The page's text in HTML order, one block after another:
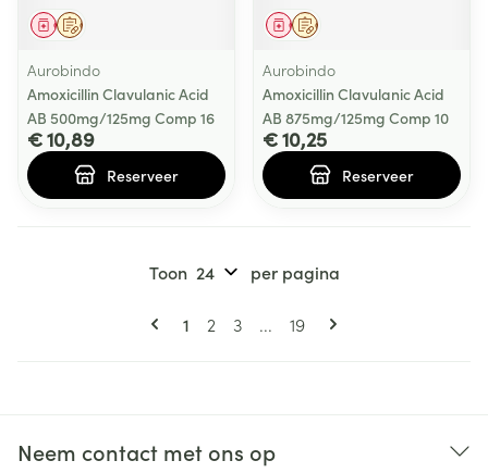
Op voorschrift
Geneesmiddel
Aurobindo
Amoxicillin Clavulanic Acid
AB 500mg/125mg Comp 16
€ 10,89
Reserveer
Op voorschrift
Geneesmiddel
Aurobindo
Amoxicillin Clavulanic Acid
AB 875mg/125mg Comp 10
€ 10,25
Reserveer
Pagina's
U lees momenteel pagina
1 Pagina
2 Pagina
3 ... Pagina
19
Toon per pagina
Neem contact met ons op